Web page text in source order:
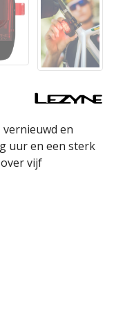
vernieuwd en
uur en een sterk
vijf